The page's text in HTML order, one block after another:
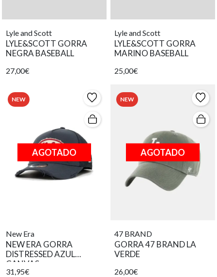
Lyle and Scott
LYLE&SCOTT GORRA
NEGRA BASEBALL
27,00€
Lyle and Scott
LYLE&SCOTT GORRA
MARINO BASEBALL
25,00€
NEW
AGOTADO
New Era
NEW ERA GORRA
DISTRESSED AZUL
CANVAS
31,95€
NEW
AGOTADO
47 BRAND
GORRA 47 BRAND LA
VERDE
26,00€